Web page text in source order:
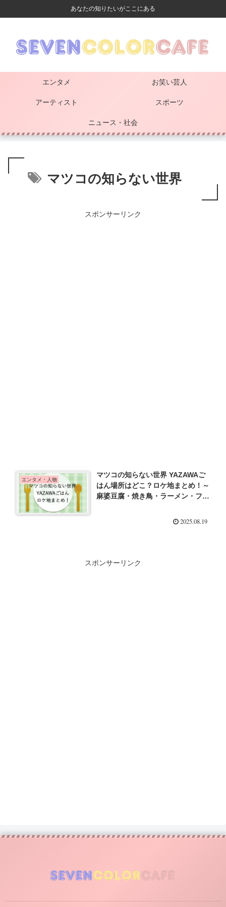
あなたの知りたいがここにある
エンタメ お笑い芸人
アーティスト スポーツ
ニュース・社会
マツコの知らない世界
スポンサーリンク
エンタメ・人物
マツコの知らない世界 YAZAWAご
はん場所はどこ？ロケ地まとめ！～
麻婆豆腐・焼き鳥・ラーメン・フレ
2025.08.19
スポンサーリンク